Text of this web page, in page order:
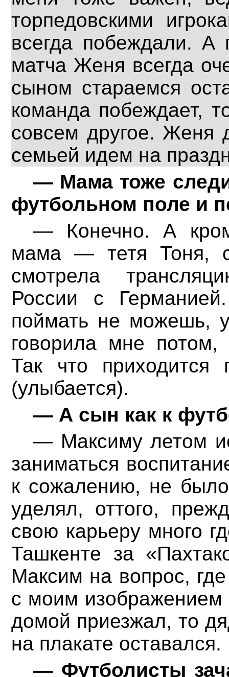
торпедовскими
всегда побеждали. А
матча Женя всегда
сыном стараемся
команда побеждает,
совсем другое. Женя
семьей идем на
— Мама тоже
футбольном поле и
— Конечно. А
мама — тетя Тоня,
смотрела
России с
поймать не можешь,
говорила мне
Так что приходится
(улыбается).
— А сын как к
— Максиму летом
заниматься
к сожалению, не
уделял, оттого,
свою карьеру много
Ташкенте за
Максим на вопрос,
с моим изображением
домой приезжал, то
на плакате оставался.
— Футболисты